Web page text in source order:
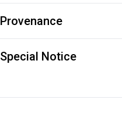
Provenance
Special Notice